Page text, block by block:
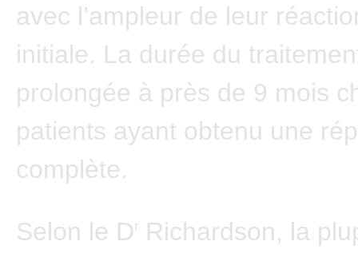
avec l’ampleur de leur
initiale. La durée du
prolongée à près de 9 mois
patients ayant obtenu une
complète.
Selon le Dr Richardson, la